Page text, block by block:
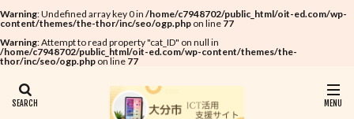
Warning: Undefined array key 0 in /home/c7948702/public_html/oit-ed.com/wp-
content/themes/the-thor/inc/seo/ogp.php on line 77
Warning: Attempt to read property "cat_ID" on null in
/home/c7948702/public_html/oit-ed.com/wp-content/themes/the-
thor/inc/seo/ogp.php on line 77